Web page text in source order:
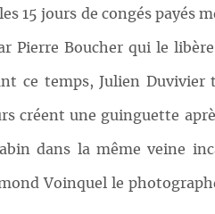
15 jours de congés payés
Boucher qui le
ce temps, Julien
créent une guinguette
dans la même veine
Voinquel le